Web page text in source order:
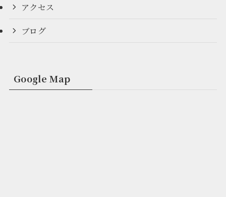
アクセス
ブログ
Google Map